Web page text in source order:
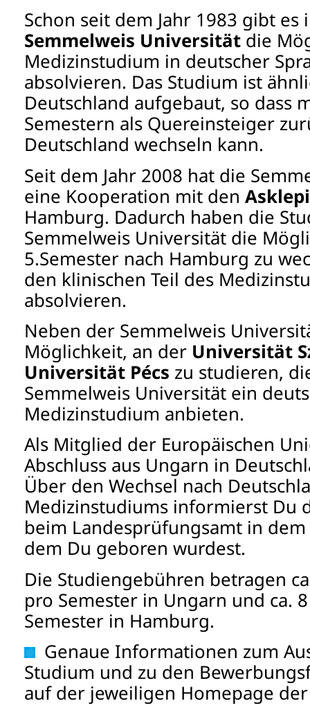
Schon seit dem Jahr 1983 gibt
Semmelweis Universität die
Medizinstudium in deutscher
absolvieren. Das Studium ist
Deutschland aufgebaut, so dass
Semestern als Quereinsteiger
Deutschland wechseln kann.
Seit dem Jahr 2008 hat die
eine Kooperation mit den
Hamburg. Dadurch haben die
Semmelweis Universität die
5.Semester nach Hamburg zu
den klinischen Teil des
absolvieren.
Neben der Semmelweis
Möglichkeit, an der Universität
Universität Pécs zu studieren,
Semmelweis Universität ein
Medizinstudium anbieten.
Als Mitglied der Europäischen
Abschluss aus Ungarn in
Über den Wechsel nach
Medizinstudiums informierst Du
beim Landesprüfungsamt in
dem Du geboren wurdest.
Die Studiengebühren betragen
pro Semester in Ungarn und ca.
Semester in Hamburg.
Genaue Informationen zum
Studium und zu den
auf der jeweiligen Homepage